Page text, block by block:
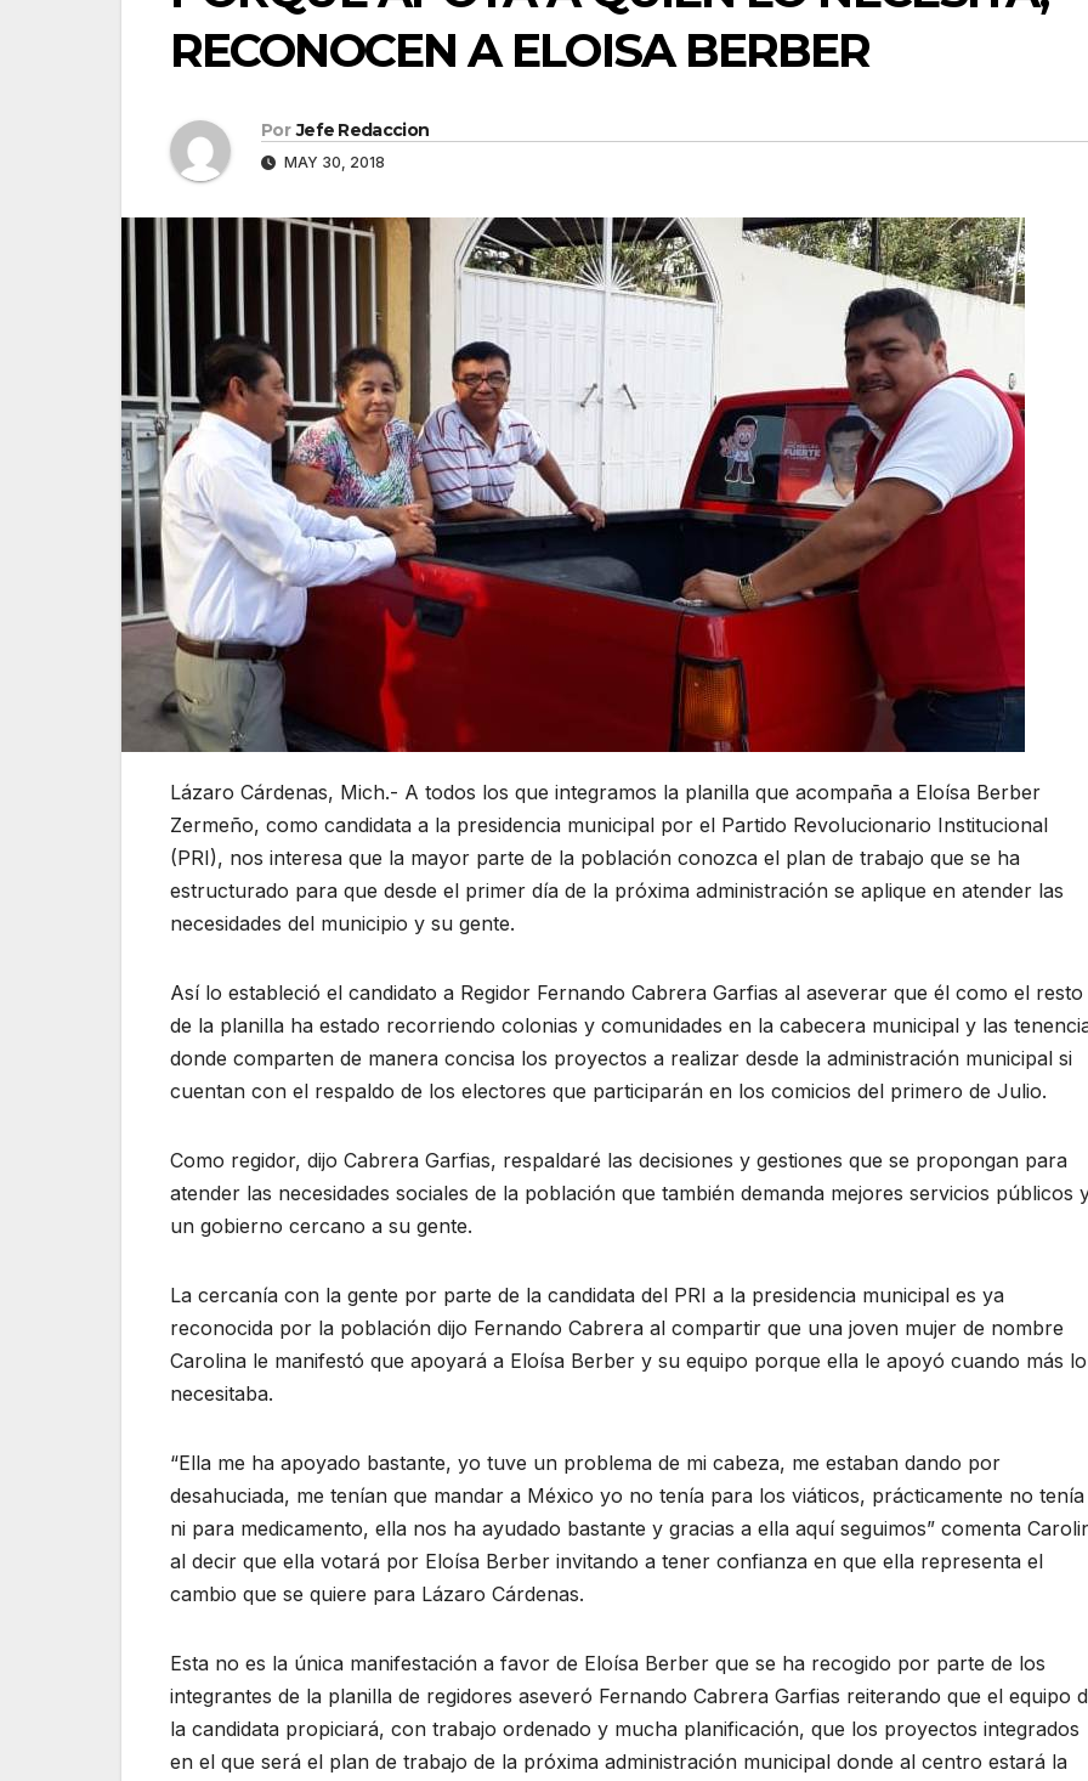
RECONOCEN A ELOISA BERBER
Por Jefe Redaccion
MAY 30, 2018
Lázaro Cárdenas, Mich.- A todos los que integramos la planilla que acompaña a Eloísa Berber
Zermeño, como candidata a la presidencia municipal por el Partido Revolucionario Institucional
(PRI), nos interesa que la mayor parte de la población conozca el plan de trabajo que se ha
estructurado para que desde el primer día de la próxima administración se aplique en atender las
necesidades del municipio y su gente.
Así lo estableció el candidato a Regidor Fernando Cabrera Garfias al aseverar que él como el resto
de la planilla ha estado recorriendo colonias y comunidades en la cabecera municipal y las
donde comparten de manera concisa los proyectos a realizar desde la administración municipal si
cuentan con el respaldo de los electores que participarán en los comicios del primero de Julio.
Como regidor, dijo Cabrera Garfias, respaldaré las decisiones y gestiones que se propongan para
atender las necesidades sociales de la población que también demanda mejores servicios públicos
un gobierno cercano a su gente.
La cercanía con la gente por parte de la candidata del PRI a la presidencia municipal es ya
reconocida por la población dijo Fernando Cabrera al compartir que una joven mujer de nombre
Carolina le manifestó que apoyará a Eloísa Berber y su equipo porque ella le apoyó cuando más lo
necesitaba.
“Ella me ha apoyado bastante, yo tuve un problema de mi cabeza, me estaban dando por
desahuciada, me tenían que mandar a México yo no tenía para los viáticos, prácticamente no tenía
ni para medicamento, ella nos ha ayudado bastante y gracias a ella aquí seguimos” comenta
al decir que ella votará por Eloísa Berber invitando a tener confianza en que ella representa el
cambio que se quiere para Lázaro Cárdenas.
Esta no es la única manifestación a favor de Eloísa Berber que se ha recogido por parte de los
integrantes de la planilla de regidores aseveró Fernando Cabrera Garfias reiterando que el equipo
la candidata propiciará, con trabajo ordenado y mucha planificación, que los proyectos integrados
en el que será el plan de trabajo de la próxima administración municipal donde al centro estará la